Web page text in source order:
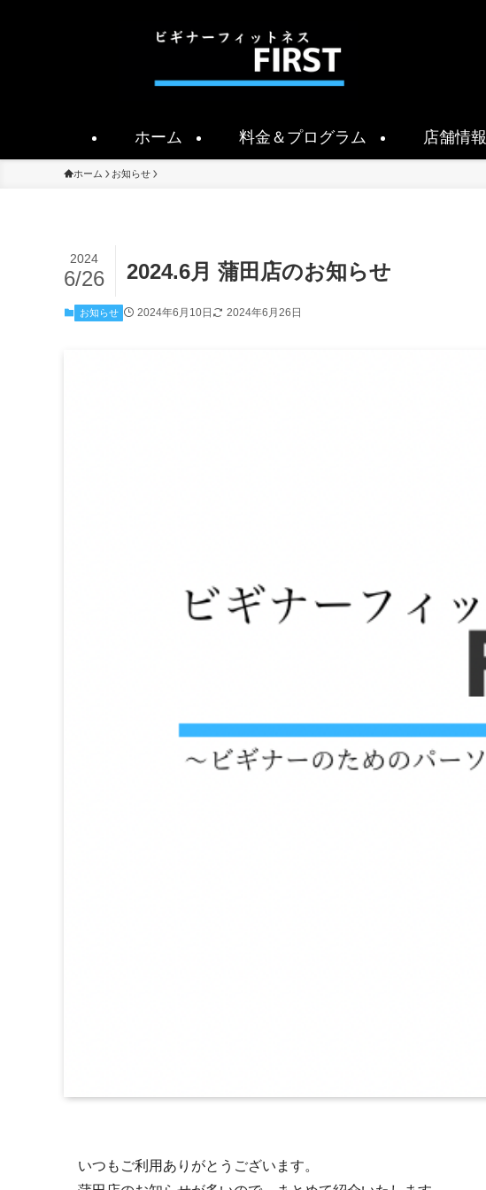
ホーム 料金＆プログラム 店舗情報
ホーム お知らせ
2024.6月 蒲田店のお知らせ
2024
6/26
お知らせ 2024年6月10日 2024年6月26日
いつもご利用ありがとうございます。